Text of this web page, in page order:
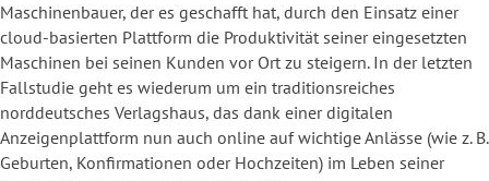
Maschinenbauer, der es geschafft hat, durch den Einsatz einer
cloud-basierten Plattform die Produktivität seiner eingesetzten
Maschinen bei seinen Kunden vor Ort zu steigern. In der letzten
Fallstudie geht es wiederum um ein traditionsreiches
norddeutsches Verlagshaus, das dank einer digitalen
Anzeigenplattform nun auch online auf wichtige Anlässe (wie z. B.
Geburten, Konfirmationen oder Hochzeiten) im Leben seiner